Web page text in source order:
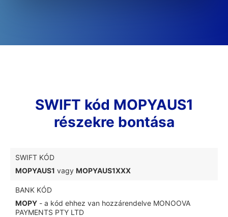
SWIFT kód MOPYAUS1
részekre bontása
SWIFT KÓD
MOPYAUS1 vagy MOPYAUS1XXX
BANK KÓD
MOPY - a kód ehhez van hozzárendelve MONOOVA
PAYMENTS PTY LTD